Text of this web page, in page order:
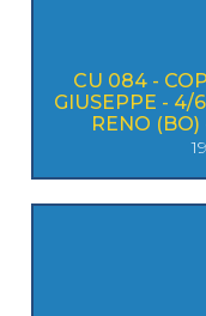
CU 084 -
GIUSEPPE - 4/
RENO (BO)